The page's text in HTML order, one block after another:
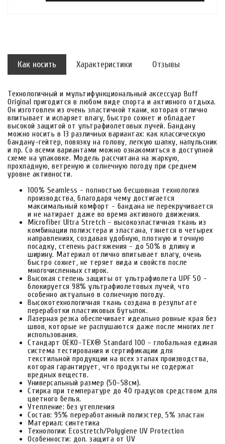
Как носить Характеристики Отзывы
Технологичный и мультифункциональный аксессуар Buff
Original пригодится в любом виде спорта и активного отдыха.
Он изготовлен из очень эластичной ткани, которая отлично
впитывает и испаряет влагу, быстро сохнет и обладает
высокой защитой от ультрафиолетовых лучей. Бандану
можно носить в 13 различных вариантах: как классическую
бандану-гейтер, повязку на голову, легкую шапку, напульсник
и пр. Со всеми вариантами можно ознакомиться в доступной
схеме на упаковке. Модель рассчитана на жаркую,
прохладную, ветреную и солнечную погоду при среднем
уровне активности.
100% Seamless - полностью бесшовная технология
производства, благодаря чему достигается
максимальный комфорт - бандана не перекручивается
и не натирает даже во время активного движения.
Microfiber Ultra Stretch - высокоэластичная ткань из
комбинации полиэстера и эластана, тянется в четырех
направлениях, создавая удобную, плотную и точную
посадку, степень растяжения - до 50% в длину и
ширину. Материал отлично впитывает влагу, очень
быстро сохнет, не теряет вида и свойств после
многочисленных стирок.
Высокая степень защиты от ультрафиолета UPF 50 -
блокируется 98% ультрафиолетовых лучей, что
особенно актуально в солнечную погоду.
Высокотехнологичная ткань создана в результате
переработки пластиковых бутылок.
Лазерная резка обеспечивает идеально ровные края без
швов, которые не распушаются даже после многих лет
использования.
Стандарт OEKO-TEX® Standard 100 - глобальная единая
система тестирования и сертификации для
текстильной продукции на всех этапах производства,
которая гарантирует, что продукты не содержат
вредных веществ.
Универсальный размер (50-58см).
Стирка при температуре до 40 градусов средством для
цветного белья.
Утепление: без утепления
Состав: 95% переработанный полиэстер, 5% эластан
Материал: синтетика
Технологии: Ecostretch/Polygiene UV Protection
Особенности: доп. защита от UV